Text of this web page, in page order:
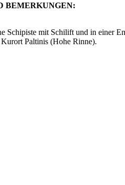
BEMERKUNGEN:
Schipiste mit Schilift und in einer
Paltinis (Hohe Rinne).